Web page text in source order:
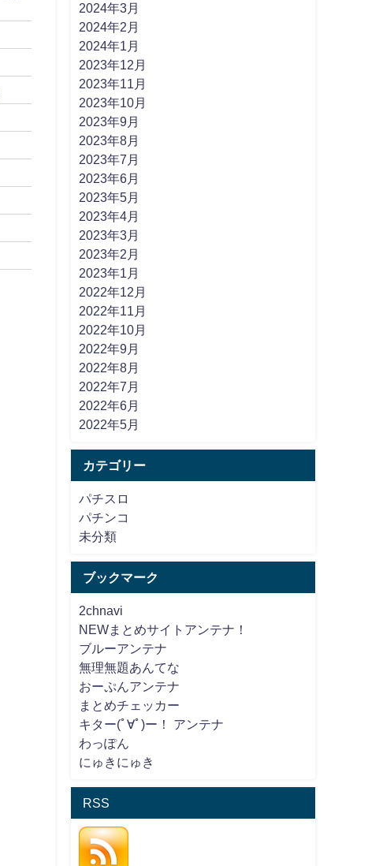
2024年3月
2024年2月
2024年1月
2023年12月
2023年11月
2023年10月
2023年9月
2023年8月
2023年7月
2023年6月
2023年5月
2023年4月
2023年3月
2023年2月
2023年1月
2022年12月
2022年11月
2022年10月
2022年9月
2022年8月
2022年7月
2022年6月
2022年5月
カテゴリー
パチスロ
パチンコ
未分類
ブックマーク
2chnavi
NEWまとめサイトアンテナ！
ブルーアンテナ
無理無題あんてな
おーぷんアンテナ
まとめチェッカー
キター(ﾟ∀ﾟ)ー！ アンテナ
わっぽん
にゅきにゅき
RSS